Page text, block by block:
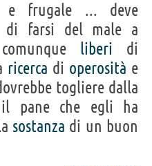
e frugale ... deve
di farsi del male a
liberi di
ricerca di operosità e
togliere dalla
pane che egli ha
sostanza di un buon